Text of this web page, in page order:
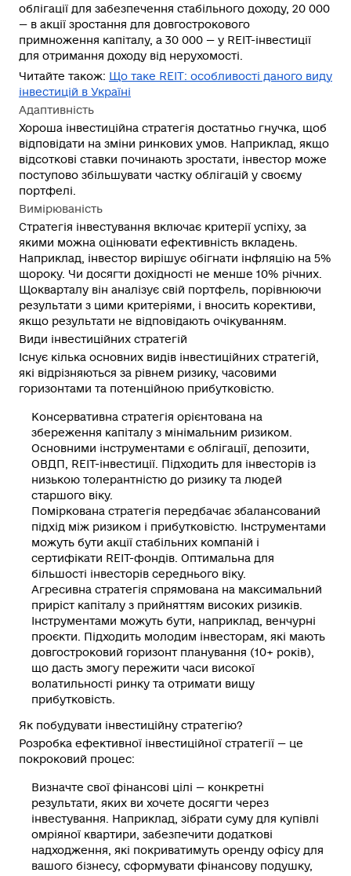
облігації для забезпечення стабільного доходу, 20 000
— в акції зростання для довгострокового
примноження капіталу, а 30 000 — у REIT-інвестиції
для отримання доходу від нерухомості.
Читайте також: Що таке REIT: особливості даного виду
інвестицій в Україні
Адаптивність
Хороша інвестиційна стратегія достатньо гнучка, щоб
відповідати на зміни ринкових умов. Наприклад, якщо
відсоткові ставки починають зростати, інвестор може
поступово збільшувати частку облігацій у своєму
портфелі.
Вимірюваність
Стратегія інвестування включає критерії успіху, за
якими можна оцінювати ефективність вкладень.
Наприклад, інвестор вирішує обігнати інфляцію на 5%
щороку. Чи досягти дохідності не менше 10% річних.
Щокварталу він аналізує свій портфель, порівнюючи
результати з цими критеріями, і вносить корективи,
якщо результати не відповідають очікуванням.
Види інвестиційних стратегій
Існує кілька основних видів інвестиційних стратегій,
які відрізняються за рівнем ризику, часовими
горизонтами та потенційною прибутковістю.
Консервативна стратегія орієнтована на
збереження капіталу з мінімальним ризиком.
Основними інструментами є облігації, депозити,
ОВДП, REIT-інвестиції. Підходить для інвесторів із
низькою толерантністю до ризику та людей
старшого віку.
Поміркована стратегія передбачає збалансований
підхід між ризиком і прибутковістю. Інструментами
можуть бути акції стабільних компаній і
сертифікати REIT-фондів. Оптимальна для
більшості інвесторів середнього віку.
Агресивна стратегія спрямована на максимальний
приріст капіталу з прийняттям високих ризиків.
Інструментами можуть бути, наприклад, венчурні
проєкти. Підходить молодим інвесторам, які мають
довгостроковий горизонт планування (10+ років),
що дасть змогу пережити часи високої
волатильності ринку та отримати вищу
прибутковість.
Як побудувати інвестиційну стратегію?
Розробка ефективної інвестиційної стратегії — це
покроковий процес:
Визначте свої фінансові цілі — конкретні
результати, яких ви хочете досягти через
інвестування. Наприклад, зібрати суму для купівлі
омріяної квартири, забезпечити додаткові
надходження, які покриватимуть оренду офісу для
вашого бізнесу, сформувати фінансову подушку,